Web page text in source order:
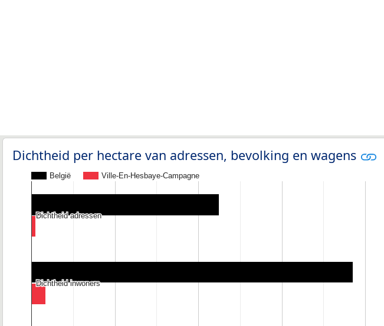
Dichtheid per hectare van adressen, bevolking en wagens
België Ville-En-Hesbaye-Campagne
Dichtheid adressen
Dichtheid adressen
Dichtheid inwoners
Dichtheid inwoners